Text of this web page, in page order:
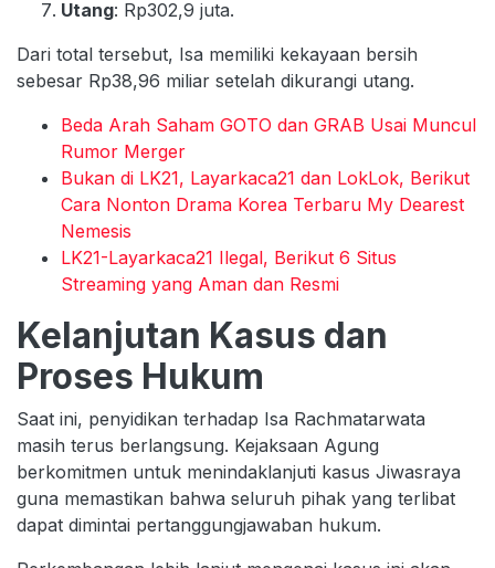
Utang: Rp302,9 juta.
Dari total tersebut, Isa memiliki kekayaan bersih
sebesar Rp38,96 miliar setelah dikurangi utang.
Beda Arah Saham GOTO dan GRAB Usai Muncul
Rumor Merger
Bukan di LK21, Layarkaca21 dan LokLok, Berikut
Cara Nonton Drama Korea Terbaru My Dearest
Nemesis
LK21-Layarkaca21 Ilegal, Berikut 6 Situs
Streaming yang Aman dan Resmi
Kelanjutan Kasus dan
Proses Hukum
Saat ini, penyidikan terhadap Isa Rachmatarwata
masih terus berlangsung. Kejaksaan Agung
berkomitmen untuk menindaklanjuti kasus Jiwasraya
guna memastikan bahwa seluruh pihak yang terlibat
dapat dimintai pertanggungjawaban hukum.